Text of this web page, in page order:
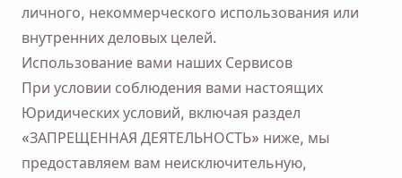
личного, некоммерческого использования или
внутренних деловых целей.
Использование вами наших Сервисов
При условии соблюдения вами настоящих
Юридических условий, включая раздел
«ЗАПРЕЩЕННАЯ ДЕЯТЕЛЬНОСТЬ» ниже, мы
предоставляем вам неисключительную,